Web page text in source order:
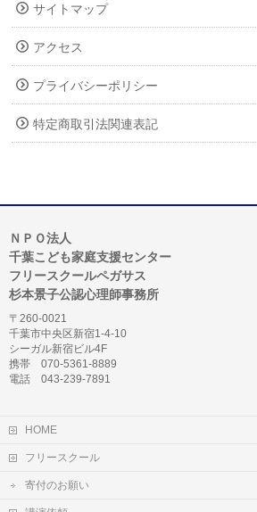
サイトマップ
アクセス
プライバシーポリシー
特定商取引法関連表記
ＮＰＯ法人
千葉こども家庭支援センター
フリースクールペガサス
杉本景子公認心理師事務所
〒260-0021
千葉市中央区新宿1-4-10
シーガル新宿ビル4F
携帯 070-5361-8889
電話 043-239-7891
HOME
フリースクール
寄付のお願い